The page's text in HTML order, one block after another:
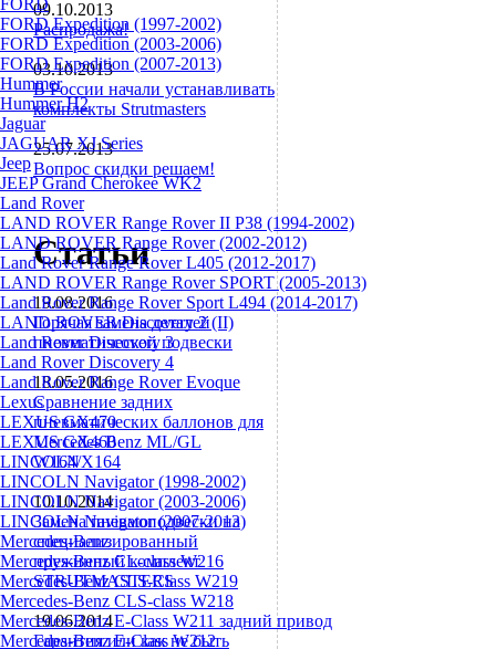
FORD
FORD Expedition (1997-2002)
FORD Expedition (2003-2006)
FORD Expedition (2007-2013)
Hummer
Hummer H2
Jaguar
JAGUAR XJ Series
Jeep
JEEP Grand Cherokee WK2
Land Rover
LAND ROVER Range Rover II P38 (1994-2002)
LAND ROVER Range Rover (2002-2012)
Land Rover Range Rover L405 (2012-2017)
LAND ROVER Range Rover SPORT (2005-2013)
Land Rover Range Rover Sport L494 (2014-2017)
LAND ROVER Discovery 2 (II)
Land Rover Discovery 3
Land Rover Discovery 4
Land Rover Range Rover Evoque
Lexus
LEXUS GX470
LEXUS GX460
LINCOLN
LINCOLN Navigator (1998-2002)
LINCOLN Navigator (2003-2006)
LINCOLN Navigator (2007-2013)
Mercedes-Benz
Mercedes-Benz CL-class W216
Mercedes-Benz CLS-Class W219
Mercedes-Benz CLS-class W218
Mercedes-Benz E-Class W211 задний привод
Mercedes-Benz E-Class W212
09.10.2013
Распродажа!
03.10.2013
В России начали устанавливать
комплекты Strutmasters
25.07.2013
Вопрос скидки решаем!
Статьи
19.08.2016
Горячая замена деталей
пневматической подвески
18.05.2016
Сравнение задних
пневматических баллонов для
Mercedes Benz ML/GL
W164/X164
10.10.2014
Замена пневмоподвески на
специализированный
пружинный комплект
STRUTMASTERS
19.06.2014
Гарантия или как не быть